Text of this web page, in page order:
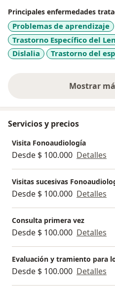
Principales enfermedades
Problemas de aprendizaje
Trastorno Específico del
Dislalia
Trastorno del
Mostrar
Servicios y precios
Visita Fonoaudiología
Desde $ 100.000 Detalles
Visitas sucesivas
Desde $ 100.000 Detalles
Consulta primera vez
Desde $ 100.000 Detalles
Evaluación y tramiento para
Desde $ 100.000 Detalles